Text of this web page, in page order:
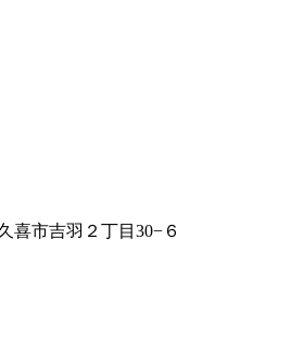
喜市吉羽２丁目30−６